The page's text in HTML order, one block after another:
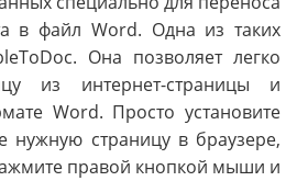
в файл Word. Одна из таких
Она позволяет легко
из интернет-страницы и
Word. Просто установите
нужную страницу в браузере,
правой кнопкой мыши и